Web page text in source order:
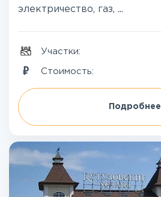
электричество, газ, ...
Участки:
Стоимость:
Подробнее